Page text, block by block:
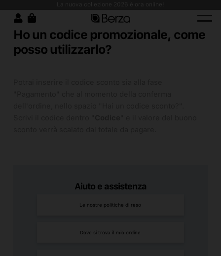
Ho un codice promozionale, come
posso utilizzarlo?
Aiuto e assistenza
Le nostre politiche di reso
Dove si trova il mio ordine